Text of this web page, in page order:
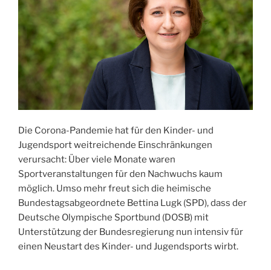
Die Corona-Pandemie hat für den Kinder- und
Jugendsport weitreichende Einschränkungen
verursacht: Über viele Monate waren
Sportveranstaltungen für den Nachwuchs kaum
möglich. Umso mehr freut sich die heimische
Bundestagsabgeordnete Bettina Lugk (SPD), dass der
Deutsche Olympische Sportbund (DOSB) mit
Unterstützung der Bundesregierung nun intensiv für
einen Neustart des Kinder- und Jugendsports wirbt.